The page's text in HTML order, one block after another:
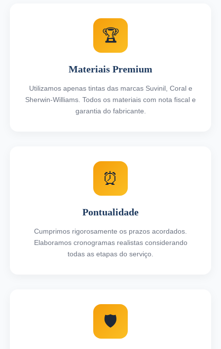
🏆
Materiais Premium
Utilizamos apenas tintas das marcas Suvinil, Coral e
Sherwin-Williams. Todos os materiais com nota fiscal e
garantia do fabricante.
⏰
Pontualidade
Cumprimos rigorosamente os prazos acordados.
Elaboramos cronogramas realistas considerando
todas as etapas do serviço.
🛡️